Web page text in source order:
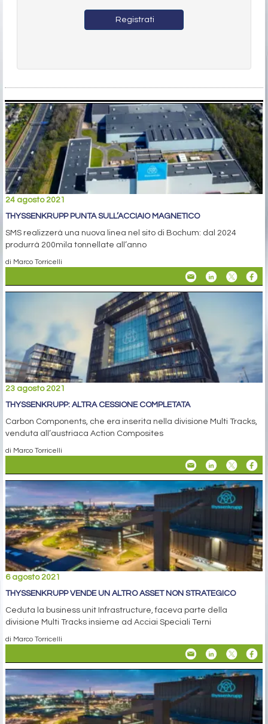
Registrati
24 agosto 2021
THYSSENKRUPP PUNTA SULL’ACCIAIO MAGNETICO
SMS realizzerà una nuova linea nel sito di Bochum: dal 2024
produrrà 200mila tonnellate all’anno
di Marco Torricelli
23 agosto 2021
THYSSENKRUPP: ALTRA CESSIONE COMPLETATA
Carbon Components, che era inserita nella divisione Multi Tracks,
venduta all’austriaca Action Composites
di Marco Torricelli
6 agosto 2021
THYSSENKRUPP VENDE UN ALTRO ASSET NON STRATEGICO
Ceduta la business unit Infrastructure, faceva parte della
divisione Multi Tracks insieme ad Acciai Speciali Terni
di Marco Torricelli